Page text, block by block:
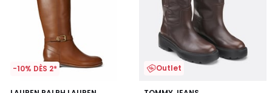
-10% DÈS 2* Outlet